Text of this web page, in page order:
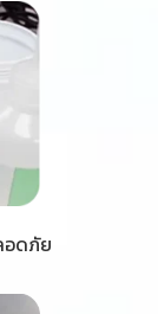
อดภัย